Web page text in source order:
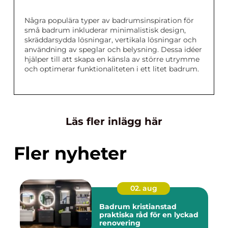
Några populära typer av badrumsinspiration för
små badrum inkluderar minimalistisk design,
skräddarsydda lösningar, vertikala lösningar och
användning av speglar och belysning. Dessa idéer
hjälper till att skapa en känsla av större utrymme
och optimerar funktionaliteten i ett litet badrum.
Läs fler inlägg här
Fler nyheter
02. aug
Badrum kristianstad
praktiska råd för en lyckad
renovering